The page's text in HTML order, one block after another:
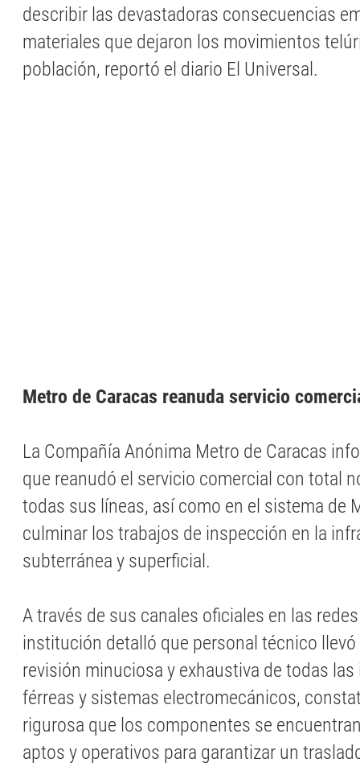
describir las devastadoras consecuencias
materiales que dejaron los movimientos
población, reportó el diario El Universal.
Metro de Caracas reanuda servicio
La Compañía Anónima Metro de Caracas
que reanudó el servicio comercial con total
todas sus líneas, así como en el sistema de
culminar los trabajos de inspección en la
subterránea y superficial.
A través de sus canales oficiales en las
institución detalló que personal técnico llevó
revisión minuciosa y exhaustiva de todas
férreas y sistemas electromecánicos,
rigurosa que los componentes se
aptos y operativos para garantizar un